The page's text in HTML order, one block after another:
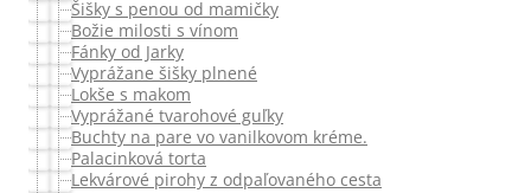
Šišky s penou od mamičky
Božie milosti s vínom
Fánky od Jarky
Vyprážane šišky plnené
Lokše s makom
Vyprážané tvarohové guľky
Buchty na pare vo vanilkovom kréme.
Palacinková torta
Lekvárové pirohy z odpaľovaného cesta